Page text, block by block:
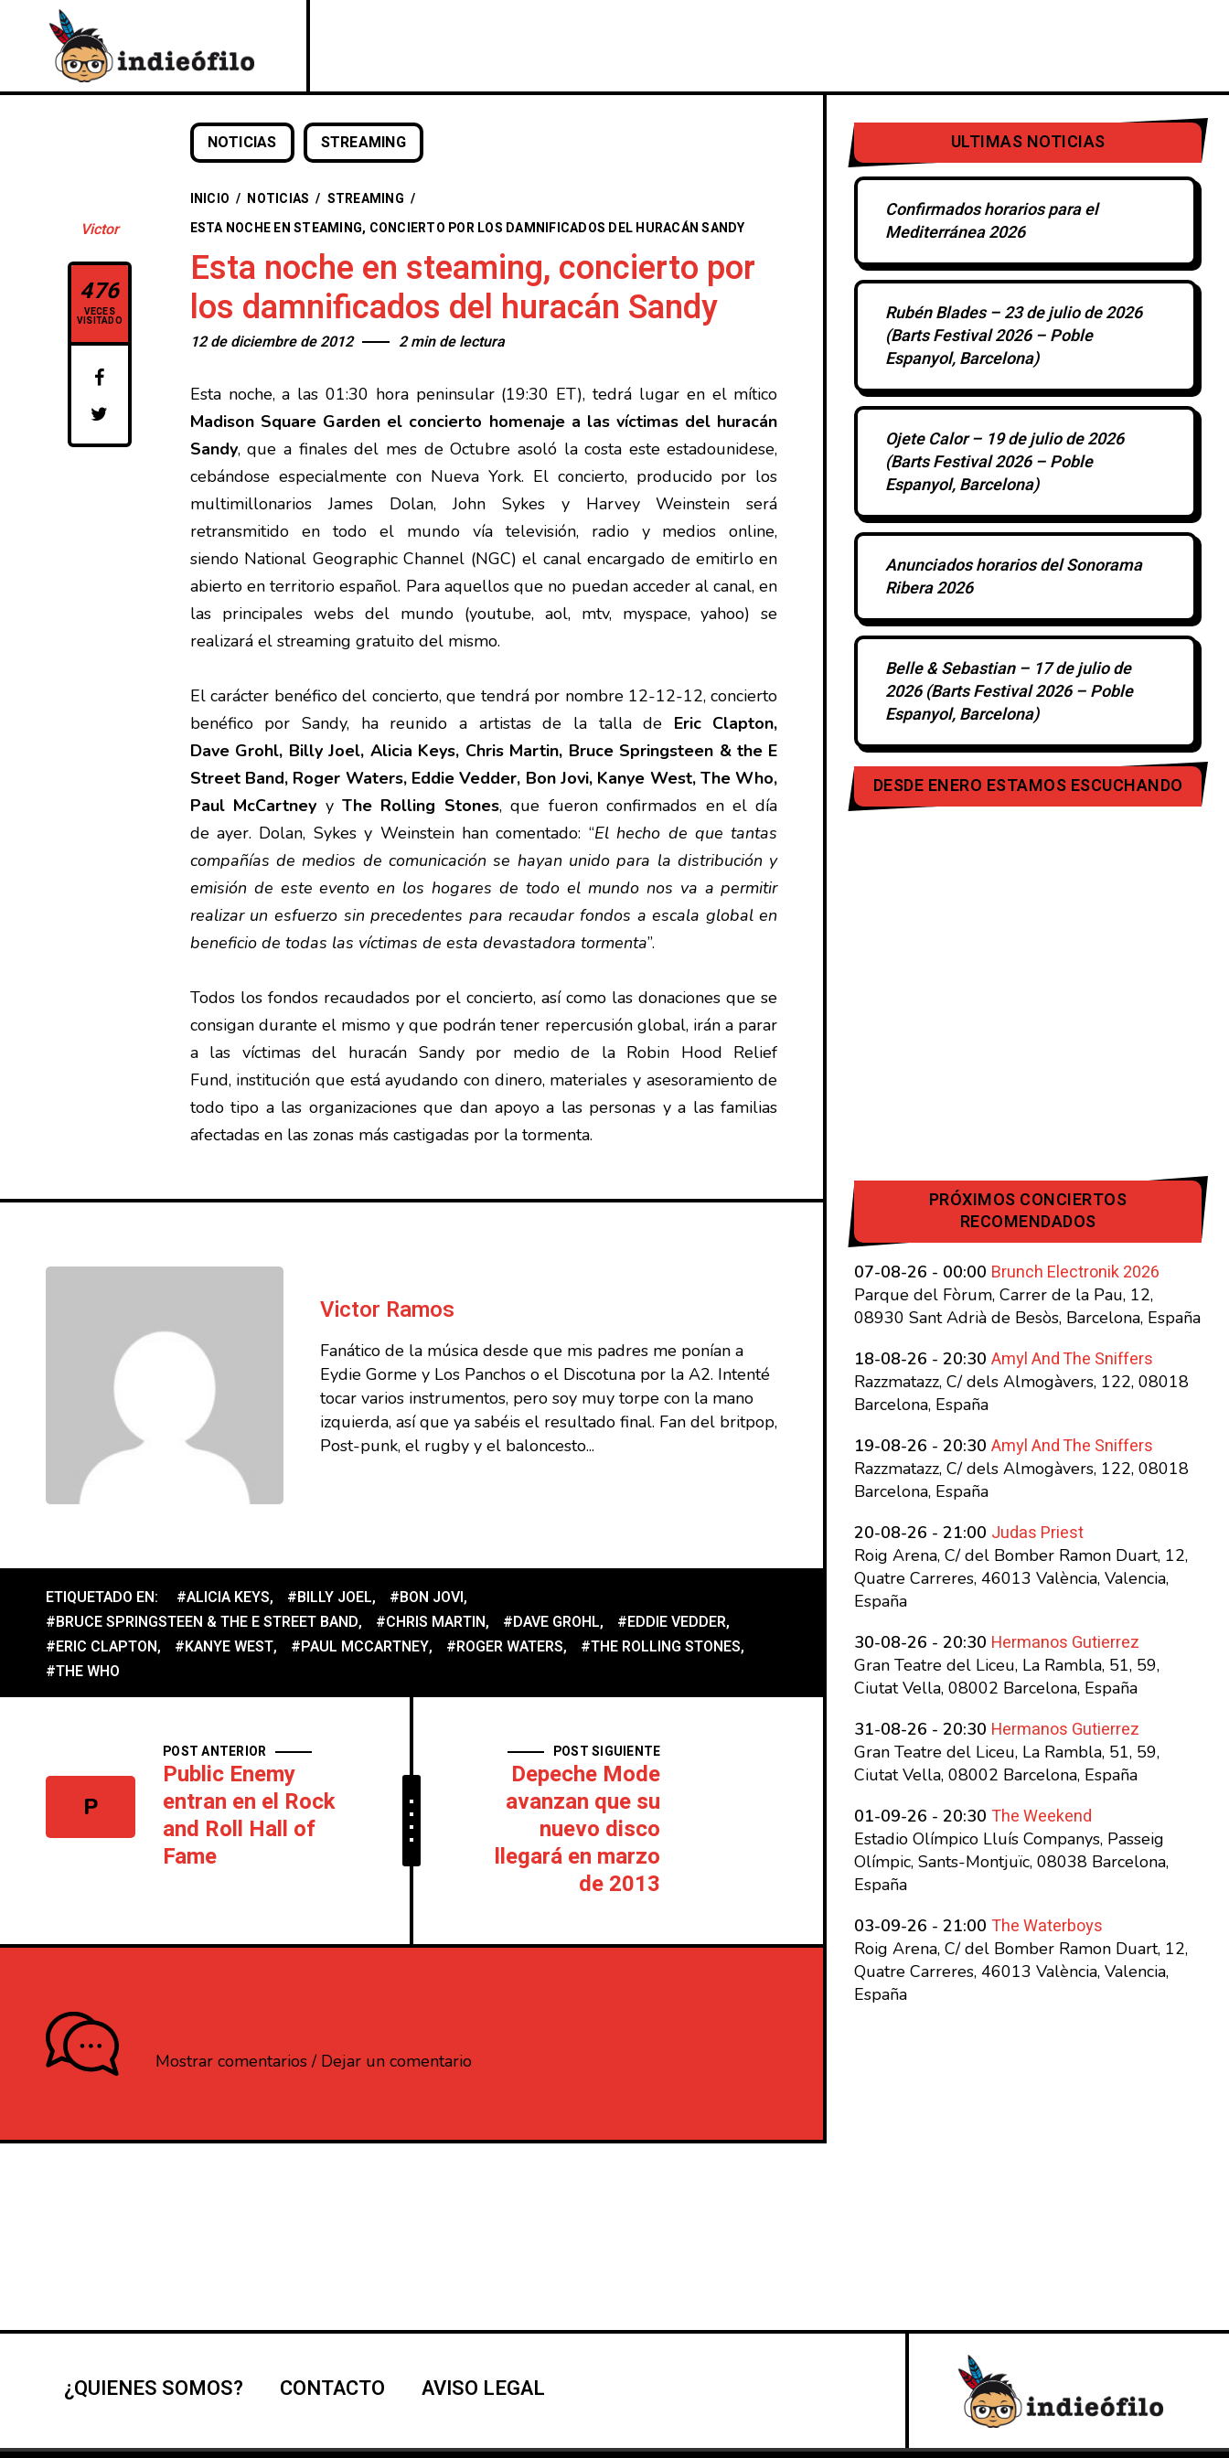
Victor
476
VECES
VISITADO
NOTICIAS STREAMING
INICIO / NOTICIAS / STREAMING /
ESTA NOCHE EN STEAMING, CONCIERTO POR LOS DAMNIFICADOS DEL HURACÁN SANDY
Esta noche en steaming, concierto por
los damnificados del huracán Sandy
12 de diciembre de 2012 2 min de lectura
Esta noche, a las 01:30 hora peninsular (19:30 ET), tedrá lugar en el mítico
Madison Square Garden el concierto homenaje a las víctimas del huracán
Sandy, que a finales del mes de Octubre asoló la costa este estadounidese,
cebándose especialmente con Nueva York. El concierto, producido por los
multimillonarios James Dolan, John Sykes y Harvey Weinstein será
retransmitido en todo el mundo vía televisión, radio y medios online,
siendo National Geographic Channel (NGC) el canal encargado de emitirlo en
abierto en territorio español. Para aquellos que no puedan acceder al canal, en
las principales webs del mundo (youtube, aol, mtv, myspace, yahoo) se
realizará el streaming gratuito del mismo.
El carácter benéfico del concierto, que tendrá por nombre 12-12-12, concierto
benéfico por Sandy, ha reunido a artistas de la talla de Eric Clapton,
Dave Grohl, Billy Joel, Alicia Keys, Chris Martin, Bruce Springsteen & the E
Street Band, Roger Waters, Eddie Vedder, Bon Jovi, Kanye West, The Who,
Paul McCartney y The Rolling Stones, que fueron confirmados en el día
de ayer. Dolan, Sykes y Weinstein han comentado: “El hecho de que tantas
compañías de medios de comunicación se hayan unido para la distribución y
emisión de este evento en los hogares de todo el mundo nos va a permitir
realizar un esfuerzo sin precedentes para recaudar fondos a escala global en
beneficio de todas las víctimas de esta devastadora tormenta”.
Todos los fondos recaudados por el concierto, así como las donaciones que se
consigan durante el mismo y que podrán tener repercusión global, irán a parar
a las víctimas del huracán Sandy por medio de la Robin Hood Relief
Fund, institución que está ayudando con dinero, materiales y asesoramiento de
todo tipo a las organizaciones que dan apoyo a las personas y a las familias
afectadas en las zonas más castigadas por la tormenta.
Victor Ramos
Fanático de la música desde que mis padres me ponían a
Eydie Gorme y Los Panchos o el Discotuna por la A2. Intenté
tocar varios instrumentos, pero soy muy torpe con la mano
izquierda, así que ya sabéis el resultado final. Fan del britpop,
Post-punk, el rugby y el baloncesto...
ETIQUETADO EN: #ALICIA KEYS, #BILLY JOEL, #BON JOVI,
#BRUCE SPRINGSTEEN & THE E STREET BAND, #CHRIS MARTIN, #DAVE GROHL, #EDDIE VEDDER,
#ERIC CLAPTON, #KANYE WEST, #PAUL MCCARTNEY, #ROGER WATERS, #THE ROLLING STONES,
#THE WHO
P
POST ANTERIOR
Public Enemy
entran en el Rock
and Roll Hall of
Fame
POST SIGUIENTE
Depeche Mode
avanzan que su
nuevo disco
llegará en marzo
de 2013
Mostrar comentarios / Dejar un comentario
ULTIMAS NOTICIAS
Confirmados horarios para el
Mediterránea 2026
Rubén Blades – 23 de julio de 2026
(Barts Festival 2026 – Poble
Espanyol, Barcelona)
Ojete Calor – 19 de julio de 2026
(Barts Festival 2026 – Poble
Espanyol, Barcelona)
Anunciados horarios del Sonorama
Ribera 2026
Belle & Sebastian – 17 de julio de
2026 (Barts Festival 2026 – Poble
Espanyol, Barcelona)
DESDE ENERO ESTAMOS ESCUCHANDO
PRÓXIMOS CONCIERTOS
RECOMENDADOS
07-08-26 - 00:00 Brunch Electronik 2026
Parque del Fòrum, Carrer de la Pau, 12,
08930 Sant Adrià de Besòs, Barcelona, España
18-08-26 - 20:30 Amyl And The Sniffers
Razzmatazz, C/ dels Almogàvers, 122, 08018
Barcelona, España
19-08-26 - 20:30 Amyl And The Sniffers
Razzmatazz, C/ dels Almogàvers, 122, 08018
Barcelona, España
20-08-26 - 21:00 Judas Priest
Roig Arena, C/ del Bomber Ramon Duart, 12,
Quatre Carreres, 46013 València, Valencia,
España
30-08-26 - 20:30 Hermanos Gutierrez
Gran Teatre del Liceu, La Rambla, 51, 59,
Ciutat Vella, 08002 Barcelona, España
31-08-26 - 20:30 Hermanos Gutierrez
Gran Teatre del Liceu, La Rambla, 51, 59,
Ciutat Vella, 08002 Barcelona, España
01-09-26 - 20:30 The Weekend
Estadio Olímpico Lluís Companys, Passeig
Olímpic, Sants-Montjuïc, 08038 Barcelona,
España
03-09-26 - 21:00 The Waterboys
Roig Arena, C/ del Bomber Ramon Duart, 12,
Quatre Carreres, 46013 València, Valencia,
España
¿QUIENES SOMOS? CONTACTO AVISO LEGAL